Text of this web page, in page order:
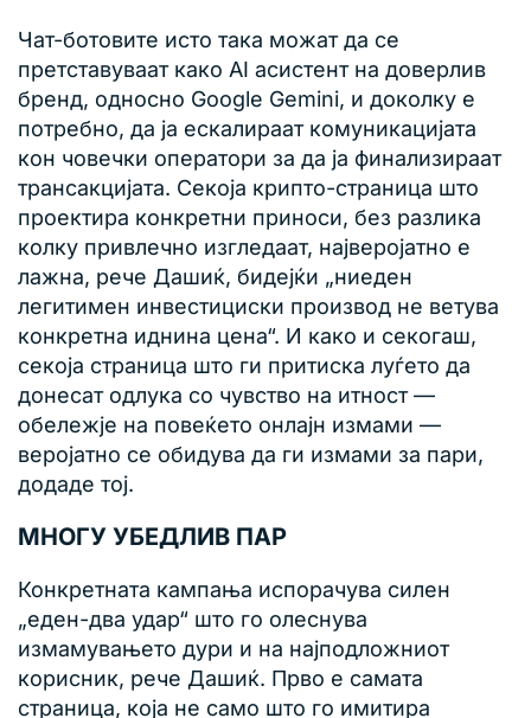
Чат-ботовите исто така можат да се
претставуваат како AI асистент на доверлив
бренд, односно Google Gemini, и доколку е
потребно, да ја ескалираат комуникацијата
кон човечки оператори за да ја финализираат
трансакцијата. Секоја крипто-страница што
проектира конкретни приноси, без разлика
колку привлечно изгледаат, најверојатно е
лажна, рече Дашиќ, бидејќи „ниеден
легитимен инвестициски производ не ветува
конкретна иднина цена“. И како и секогаш,
секоја страница што ги притиска луѓето да
донесат одлука со чувство на итност —
обележје на повеќето онлајн измами —
веројатно се обидува да ги измами за пари,
додаде тој.
МНОГУ УБЕДЛИВ ПАР
Конкретната кампања испорачува силен
„еден-два удар“ што го олеснува
измамувањето дури и на најподложниот
корисник, рече Дашиќ. Прво е самата
страница, која не само што го имитира